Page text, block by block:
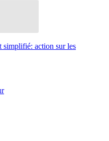
simplifié: action sur les